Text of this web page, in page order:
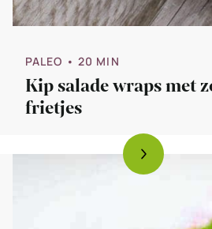
PALEO • 20 MIN
Kip salade wraps met
frietjes